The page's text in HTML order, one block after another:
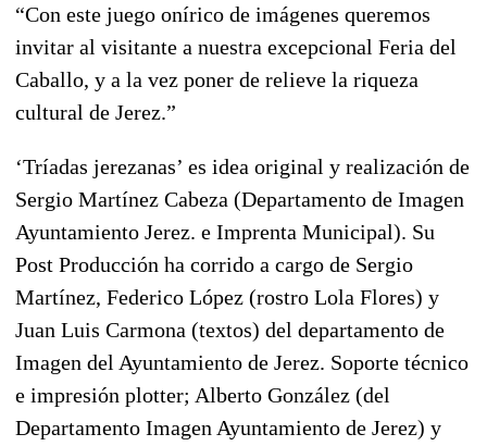
“Con este juego onírico de imágenes queremos
invitar al visitante a nuestra excepcional Feria del
Caballo, y a la vez poner de relieve la riqueza
cultural de Jerez.”
‘Tríadas jerezanas’ es idea original y realización de
Sergio Martínez Cabeza (Departamento de Imagen
Ayuntamiento Jerez. e Imprenta Municipal). Su
Post Producción ha corrido a cargo de Sergio
Martínez, Federico López (rostro Lola Flores) y
Juan Luis Carmona (textos) del departamento de
Imagen del Ayuntamiento de Jerez. Soporte técnico
e impresión plotter; Alberto González (del
Departamento Imagen Ayuntamiento de Jerez) y